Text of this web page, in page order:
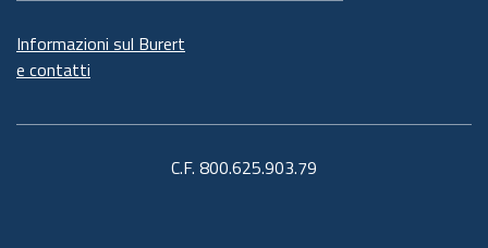
Informazioni sul Burert
e contatti
C.F. 800.625.903.79